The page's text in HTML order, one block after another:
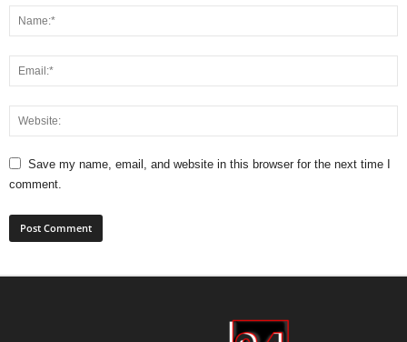
Save my name, email, and website in this browser for the next time I
comment.